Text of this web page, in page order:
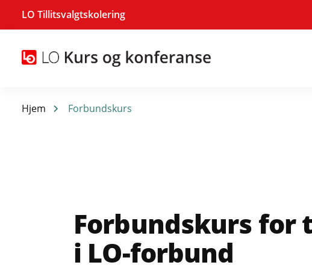
LO Tillitsvalgtskolering
Hjem Forbundskurs
Forbundskurs
i LO-forbund